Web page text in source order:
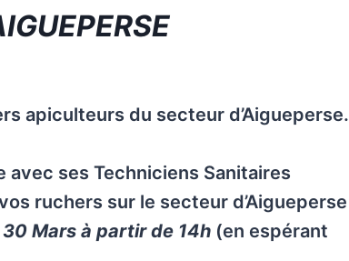
apiculteurs du secteur d’Aigueperse.
avec ses Techniciens Sanitaires
ruchers sur le secteur d’Aigueperse
Mars à partir de 14h (en espérant